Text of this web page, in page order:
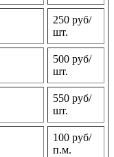
250 руб/
шт.
500 руб/
шт.
550 руб/
шт.
100 руб/
п.м.